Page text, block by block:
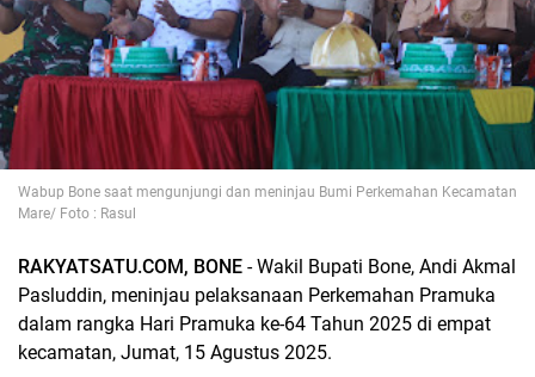
Wabup Bone saat mengunjungi dan meninjau Bumi Perkemahan Kecamatan
Mare/ Foto : Rasul
RAKYATSATU.COM, BONE - Wakil Bupati Bone, Andi Akmal
Pasluddin, meninjau pelaksanaan Perkemahan Pramuka
dalam rangka Hari Pramuka ke-64 Tahun 2025 di empat
kecamatan, Jumat, 15 Agustus 2025.